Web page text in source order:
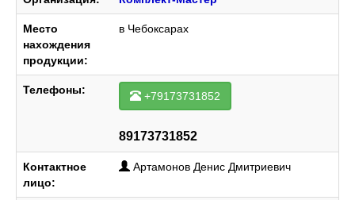
Место
нахождения
продукции:
в Чебоксарах
Телефоны: +79173731852
89173731852
Контактное
лицо:
Артамонов Денис Дмитриевич